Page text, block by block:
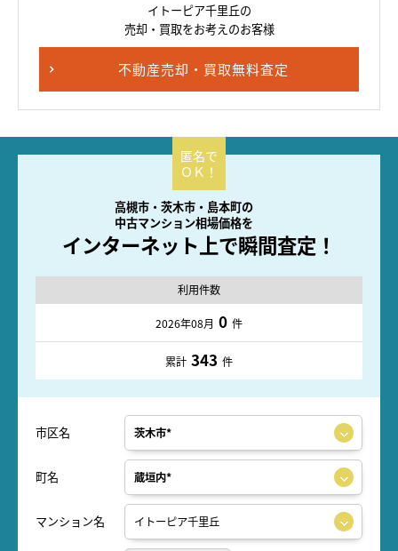
イトーピア千里丘の
売却・買取をお考えのお客様
不動産売却・買取無料査定
高槻市・茨木市・島本町の
中古マンション相場価格を
インターネット上で瞬間査定！
利用件数
2026年08月 0 件
累計 343 件
市区名
町名
マンション名